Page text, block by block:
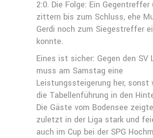
2:0. Die Folge: Ein Gegentreffer
zittern bis zum Schluss, ehe
Gerdi noch zum Siegestreffer
konnte.
Eines ist sicher: Gegen den SV
muss am Samstag eine
Leistungssteigerung her, sonst
die Tabellenführung in den
Die Gäste vom Bodensee
zuletzt in der Liga stark und
auch im Cup bei der SPG